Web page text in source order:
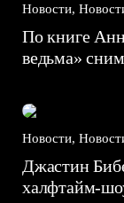
Новости,
По книге
ведьма»
Новости,
Джастин
халфтайм-